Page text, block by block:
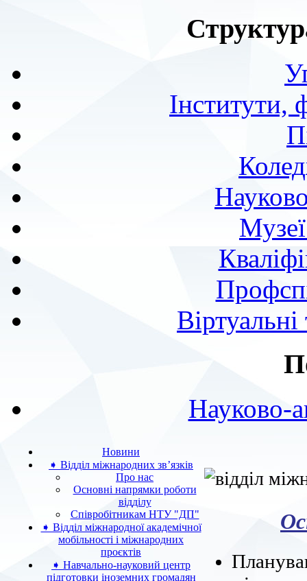
Інститути,
Науково-
Новини
➧ Відділ міжнародних зв’язків
Про нас
Основні напрямки роботи
відділу
Співробітникам НТУ "ДП"
➧ Відділ міжнародної академічної
мобільності і міжнародних
проєктів
➧ Навчально-науковий центр
підготовки іноземних громадян